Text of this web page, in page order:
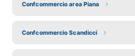
Confcommercio area Piana
Confcommercio Scandicci